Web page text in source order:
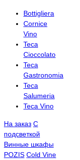
Bottigliera
Cornice
Vino
Teca
Cioccolato
Teca
Gastronomia
Teca
Salumeria
Teca Vino
На заказ С
подсветкой
Винные шкафы
POZIS Сold Vine